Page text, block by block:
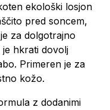
ekološki losjon
pred soncem,
za dolgotrajno
hkrati dovolj
Primeren je za
kožo.
z dodanimi